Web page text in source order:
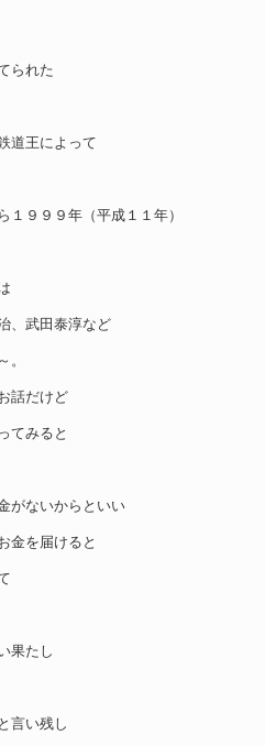
られた
道王によって
１９９９年（平成１１年）
、武田泰淳など
話だけど
てみると
がないからといい
金を届けると
果たし
言い残し